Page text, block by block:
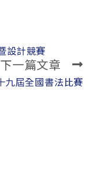
設計競賽
下一篇文章
九屆全國書法比賽